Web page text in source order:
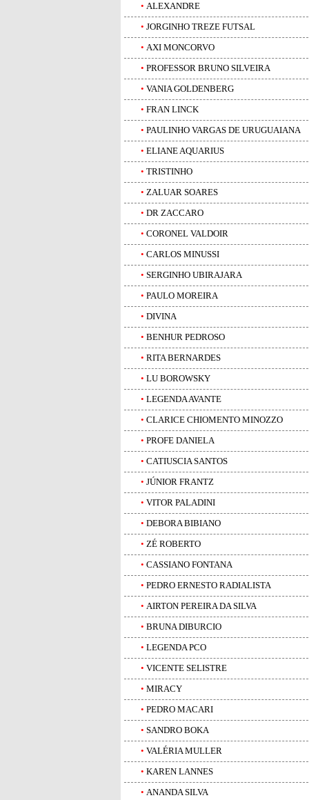
• ALEXANDRE
• JORGINHO TREZE FUTSAL
• AXI MONCORVO
• PROFESSOR BRUNO SILVEIRA
• VANIA GOLDENBERG
• FRAN LINCK
• PAULINHO VARGAS DE URUGUAIANA
• ELIANE AQUARIUS
• TRISTINHO
• ZALUAR SOARES
• DR ZACCARO
• CORONEL VALDOIR
• CARLOS MINUSSI
• SERGINHO UBIRAJARA
• PAULO MOREIRA
• DIVINA
• BENHUR PEDROSO
• RITA BERNARDES
• LU BOROWSKY
• LEGENDA AVANTE
• CLARICE CHIOMENTO MINOZZO
• PROFE DANIELA
• CATIUSCIA SANTOS
• JÚNIOR FRANTZ
• VITOR PALADINI
• DEBORA BIBIANO
• ZÉ ROBERTO
• CASSIANO FONTANA
• PEDRO ERNESTO RADIALISTA
• AIRTON PEREIRA DA SILVA
• BRUNA DIBURCIO
• LEGENDA PCO
• VICENTE SELISTRE
• MIRACY
• PEDRO MACARI
• SANDRO BOKA
• VALÉRIA MULLER
• KAREN LANNES
• ANANDA SILVA